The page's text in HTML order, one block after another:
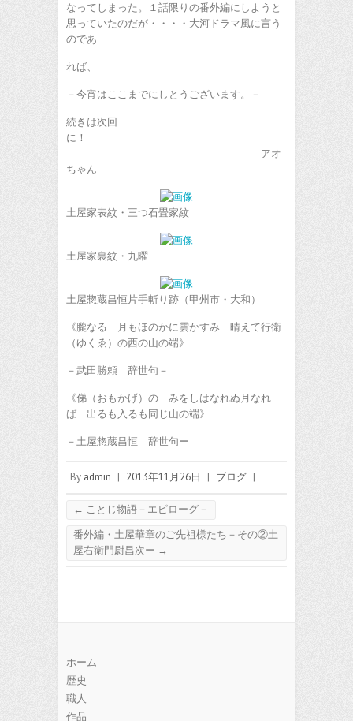
なってしまった。１話限りの番外編にしようと
思っていたのだが・・・・大河ドラマ風に言う
のであ
れば、
－今宵はここまでにしとうございます。－
続きは次回
に！
アオ
ちゃん
土屋家表紋・三つ石畳家紋
土屋家裏紋・九曜
土屋惣蔵昌恒片手斬り跡（甲州市・大和）
《朧なる 月もほのかに雲かすみ 晴えて行衛
（ゆくゑ）の西の山の端》
－武田勝頼 辞世句－
《俤（おもかげ）の みをしはなれぬ月なれ
ば 出るも入るも同じ山の端》
－土屋惣蔵昌恒 辞世句ー
By admin | 2013年11月26日 | ブログ |
← ことじ物語－エピローグ－
番外編・土屋華章のご先祖様たち－その②土
屋右衛門尉昌次ー →
ホーム
歴史
職人
作品